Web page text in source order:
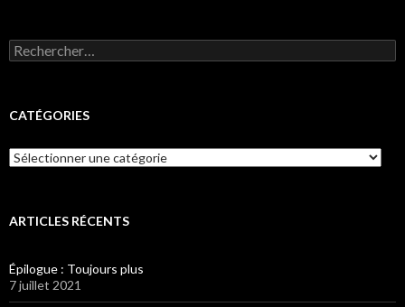
Rechercher :
CATÉGORIES
Catégories
ARTICLES RÉCENTS
Épilogue : Toujours plus
7 juillet 2021